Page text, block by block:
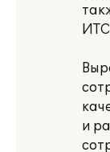
и